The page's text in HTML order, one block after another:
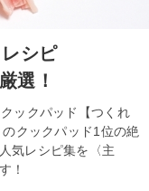
シピ
選！
ックパッド【つくれ
クックパッド1位の絶
気レシピ集を〈主
！